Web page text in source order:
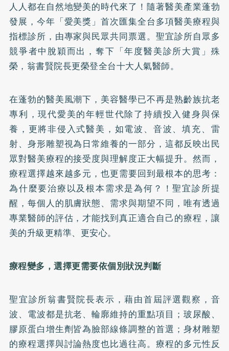
人人都在自然地變美的時代來了！隨著醫美產業蓬勃
發展，今年「愛美獎」首次匯集全台多項醫美療程與
指標診所，由專家與民眾共同票選。聖宜診所自眾多
競爭者中脫穎而出，奪下「年度醫美診所大賞」殊
榮，翁書賢院長更榮登全台十大人氣醫師。
在蓬勃的醫美風潮下，美容醫學已不再是熟齡族抗老
專利，現代愛美的年輕世代除了持續投入健身與保
養，更將非侵入式醫美，如電波、音波、填充、雷
射、身形雕塑視為日常維養的一部分，這都反映出民
眾對醫美療程的接受度與理解度正大幅提升。然而，
療程選擇越來越多元，也更需要回到最根本的思考：
為什麼要治療以及根本需求是為何？！聖宜診所提
醒，每個人的肌膚狀態、需求與期望不同，唯有透過
專業醫師的評估，才能找到真正適合自己的療程，讓
美的升級更精準、更安心。
療程變多，選擇更需要依個別狀況判斷
聖宜診所翁書賢院長表示，藉由首屆評選觀察，音
波、電波都是抗老、輪廓維持的重點項目；玻尿酸、
膠原蛋白增生劑皆為臉部線條調整的首選；身材雕塑
的療程選擇與討論熱度也比過往高。療程的多元性反